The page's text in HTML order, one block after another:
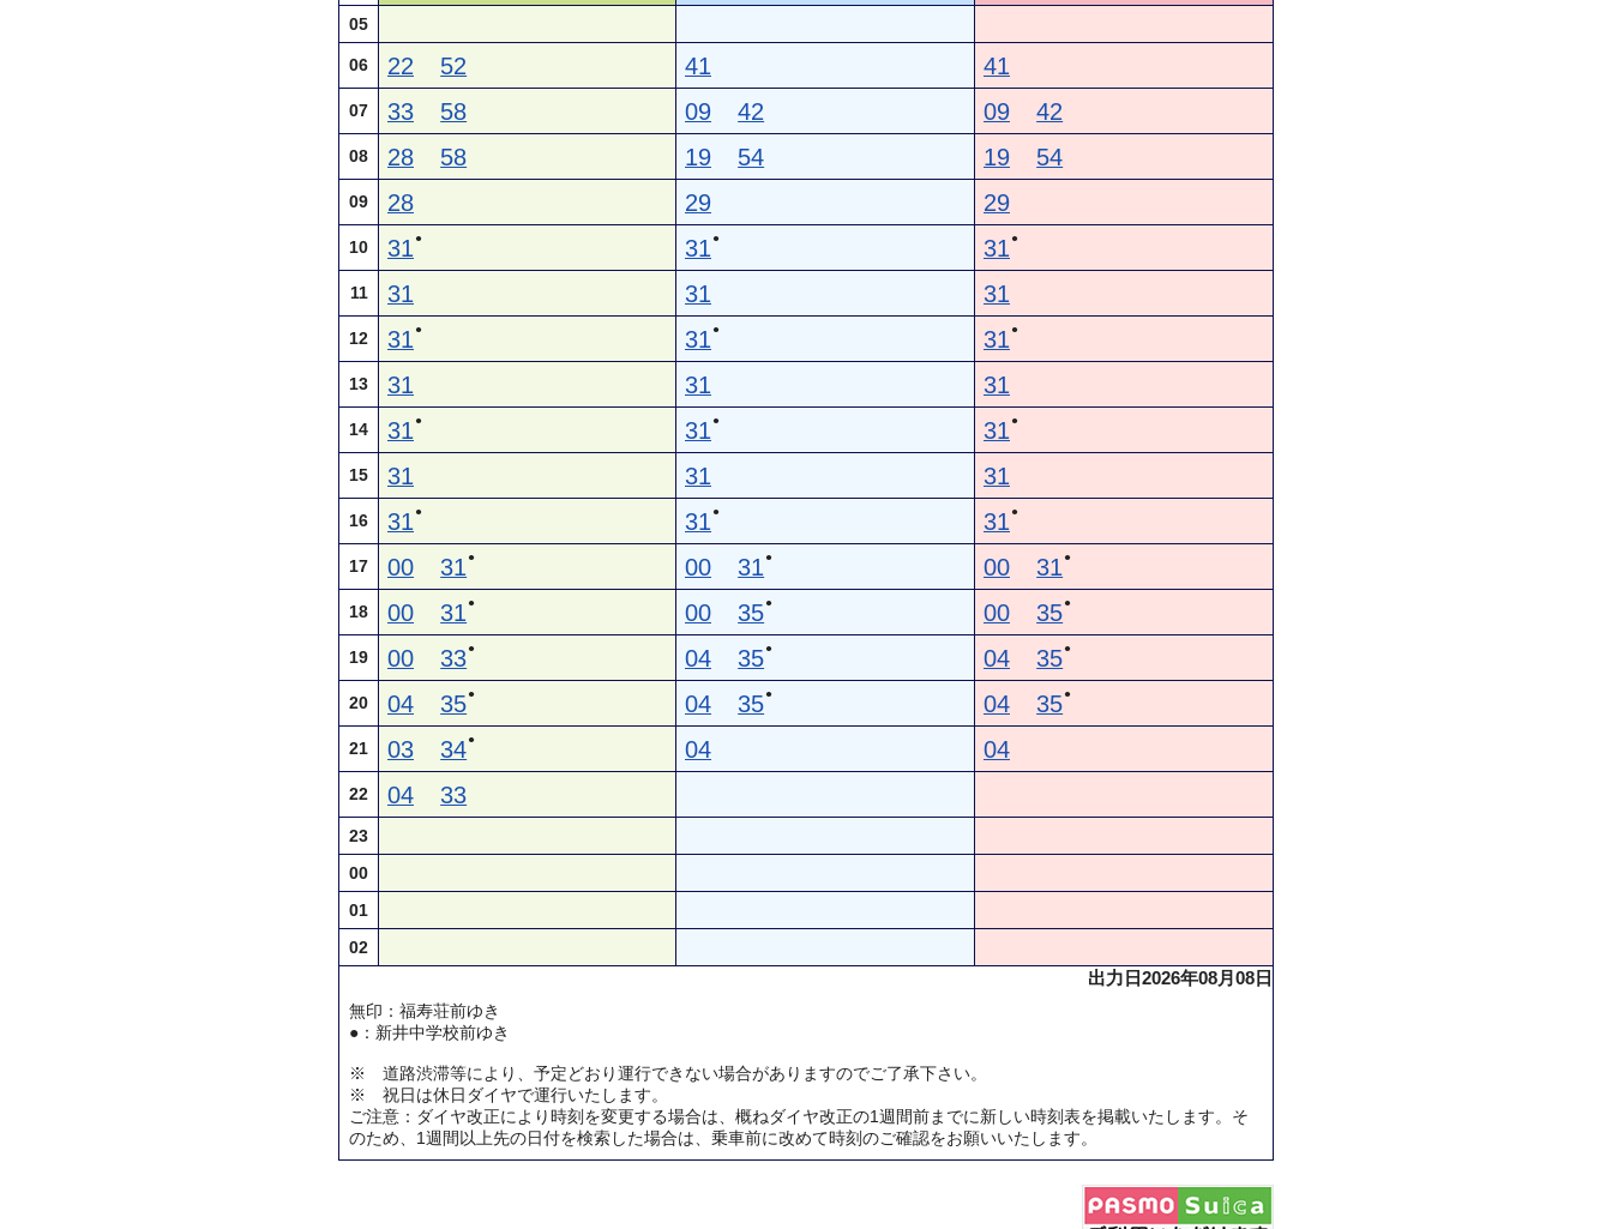
05
06 22 52 41 41
07 33 58 09 42 09 42
08 28 58 19 54 19 54
09 28 29 29
10 31 ● 31 ● 31 ●
11 31 31 31
12 31 ● 31 ● 31 ●
13 31 31 31
14 31 ● 31 ● 31 ●
15 31 31 31
16 31 ● 31 ● 31 ●
17 00 31 ● 00 31 ● 00 31 ●
18 00 31 ● 00 35● 00 35●
19 00 33● 04 35● 04 35●
20 04 35● 04 35● 04 35●
21 03 34● 04 04
22 04 33
23
00
01
02
出力日2026年08月08日
無印：福寿荘前ゆき
●：新井中学校前ゆき
※ 道路渋滞等により、予定どおり運行できない場合がありますのでご了承下さい。
※ 祝日は休日ダイヤで運行いたします。
ご注意：ダイヤ改正により時刻を変更する場合は、概ねダイヤ改正の1週間前までに新しい時刻表を掲載いたします。そ
のため、1週間以上先の日付を検索した場合は、乗車前に改めて時刻のご確認をお願いいたします。